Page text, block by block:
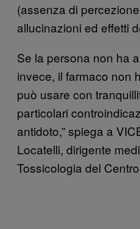
(assenza di
allucinazioni ed effetti
Se la persona non ha
invece, il farmaco non
può usare con
particolari
antidoto,” spiega a
Locatelli, dirigente
Tossicologia del